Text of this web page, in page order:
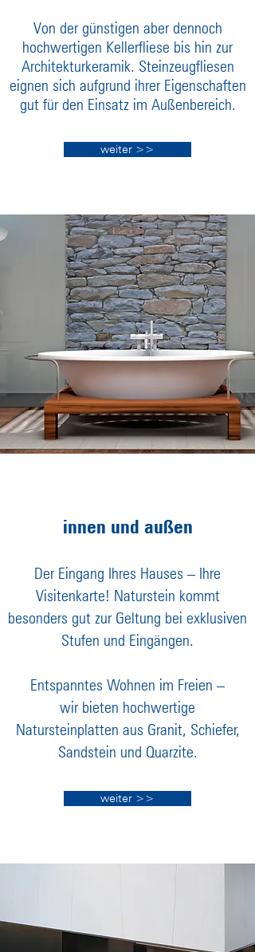
Von der günstigen aber dennoch
hochwertigen Kellerfliese bis hin zur
Architekturkeramik. Steinzeugfliesen
eignen sich aufgrund ihrer Eigenschaften
gut für den Einsatz im Außenbereich.
weiter >>
innen und außen
Der Eingang Ihres Hauses – Ihre
Visitenkarte! Naturstein kommt
besonders gut zur Geltung bei exklusiven
Stufen und Eingängen.
Entspanntes Wohnen im Freien –
wir bieten hochwertige
Natursteinplatten aus Granit, Schiefer,
Sandstein und Quarzite.
weiter >>